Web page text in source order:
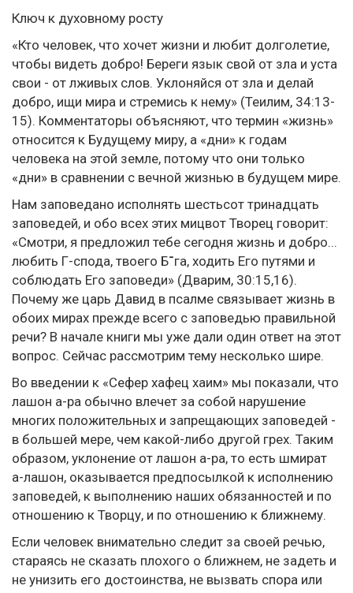
Ключ к духовному росту
«Кто человек, что хочет жизни и любит долголетие,
чтобы видеть добро! Береги язык свой от зла и уста
свои - от лживых слов. Уклоняйся от зла и делай
добро, ищи мира и стремись к нему» (Теилим, 34:13-
15). Комментаторы объясняют, что термин «жизнь»
относится к Будущему миру, а «дни» к годам
человека на этой земле, потому что они только
«дни» в сравнении с вечной жизнью в будущем мире.
Нам заповедано исполнять шестьсот тринадцать
заповедей, и обо всех этих мицвот Творец говорит:
«Смотри, я предложил тебе сегодня жизнь и добро...
любить Г-спода, твоего Б־га, ходить Его путями и
соблюдать Его заповеди» (Дварим, 30:15,16).
Почему же царь Давид в псалме связывает жизнь в
обоих мирах прежде всего с заповедью правильной
речи? В начале книги мы уже дали один ответ на этот
вопрос. Сейчас рассмотрим тему несколько шире.
Во введении к «Сефер хафец хаим» мы показали, что
лашон а-ра обычно влечет за собой нарушение
многих положительных и запрещающих заповедей -
в большей мере, чем какой-либо другой грех. Таким
образом, уклонение от лашон а-ра, то есть шмират
а-лашон, оказывается предпосылкой к исполнению
заповедей, к выполнению наших обязанностей и по
отношению к Творцу, и по отношению к ближнему.
Если человек внимательно следит за своей речью,
стараясь не сказать плохого о ближнем, не задеть и
не унизить его достоинства, не вызвать спора или